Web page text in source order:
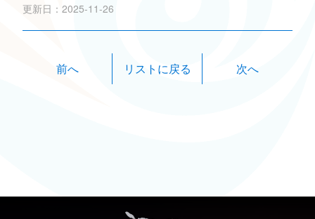
更新日：2025-11-26
前へ 次へ